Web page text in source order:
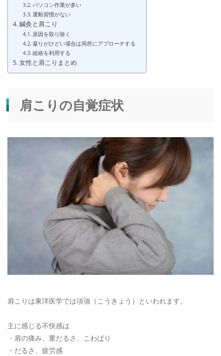
パソコン作業が多い
運動習慣がない
鍼灸と肩こり
原因を取り除く
凝りがひどい場合は局所にアプローチする
経絡を利用する
女性と肩こりまとめ
肩こりの自覚症状
肩こりは東洋医学では項強（こうきょう）といわれます。
主に感じる不快感は
・肩の痛み、重だるさ、こわばり
・だるさ、疲労感